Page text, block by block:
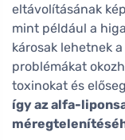
eltávolításának
mint például a
károsak lehetnek
problémákat
toxinokat és
így az alfa-